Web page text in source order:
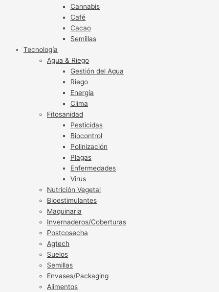
Cannabis
Café
Cacao
Semillas
Tecnología
Agua & Riego
Gestión del Agua
Riego
Energía
Clima
Fitosanidad
Pesticidas
Biocontrol
Polinización
Plagas
Enfermedades
Virus
Nutrición Vegetal
Bioestimulantes
Maquinaria
Invernaderos/Coberturas
Postcosecha
Agtech
Suelos
Semillas
Envases/Packaging
Alimentos